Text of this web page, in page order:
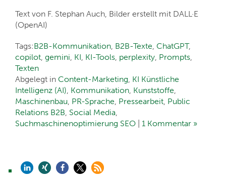
Text von F. Stephan Auch, Bilder erstellt mit DALL·E
(OpenAI)
Tags:B2B-Kommunikation, B2B-Texte, ChatGPT,
copilot, gemini, KI, KI-Tools, perplexity, Prompts,
Texten
Abgelegt in Content-Marketing, KI Künstliche
Intelligenz (AI), Kommunikation, Kunststoffe,
Maschinenbau, PR-Sprache, Pressearbeit, Public
Relations B2B, Social Media,
Suchmaschinenoptimierung SEO
1 Kommentar »